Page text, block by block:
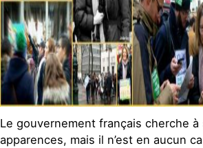
Le gouvernement français cherche à
apparences, mais il n’est en aucun